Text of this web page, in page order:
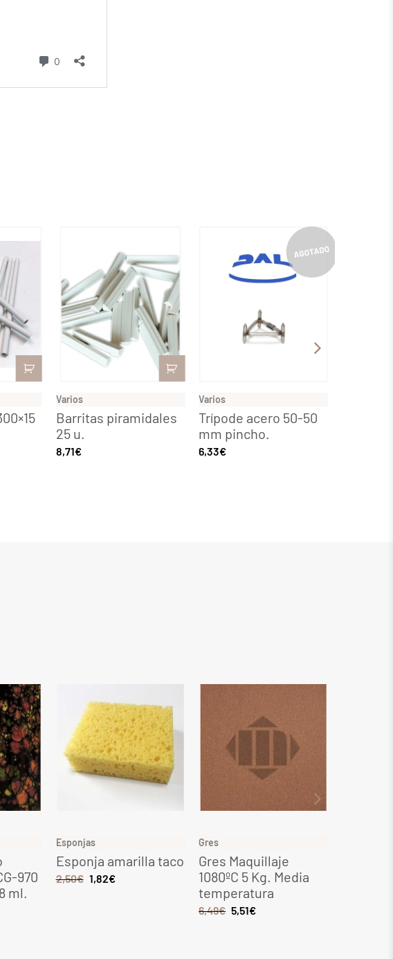
Varios
Barritas piramidales
25 u.
8,71€
Varios
Trípode acero 50-50
mm pincho.
6,33€
970
ml.
Esponjas
Esponja amarilla taco
2,50€ 1,82€
Gres
Gres Maquillaje
1080ºC 5 Kg. Media
temperatura
6,49€ 5,51€